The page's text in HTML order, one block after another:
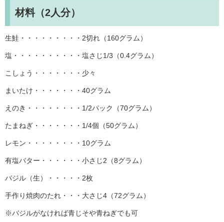
材料（2人分）
生鮭・・・・・・・・・2切れ（160グラム）
塩・・・・・・・・・・塩さじ1/3（0.4グラム）
こしょう・・・・・・・少々
まいたけ・・・・・・・40グラム
えのき・・・・・・・・1/2パック（70グラム）
たまねぎ・・・・・・・1/4個（50グラム）
レモン・・・・・・・・10グラム
有塩バター・・・・・・小さじ2（8グラム）
バジル（生）・・・・・2枚
手作り焼肉のたれ・・・大さじ4（72グラム）
※バジルがなければ青じそや青ねぎでも可